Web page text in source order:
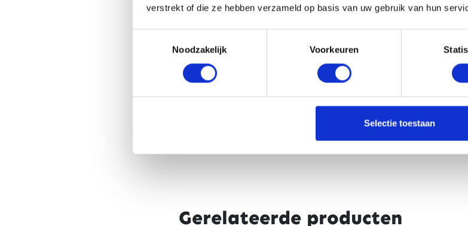
verstrekt of die ze hebben verzameld op basis van uw gebruik van hun
Noodzakelijk
Voorkeuren
Selectie toestaan
Gerelateerde producten